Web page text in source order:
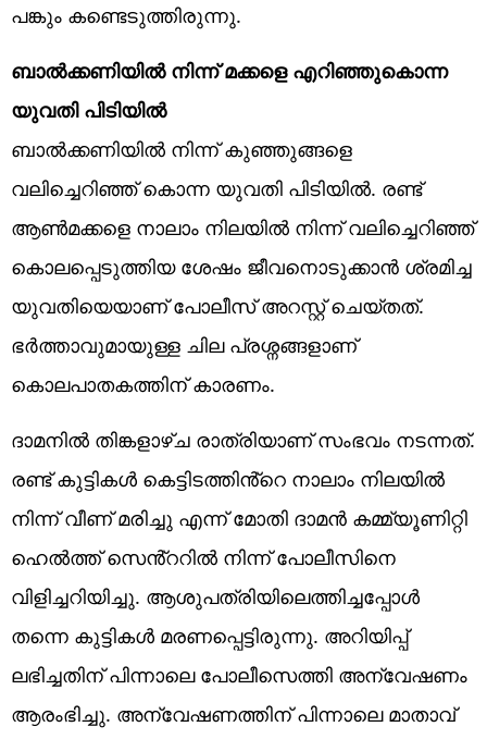
പങ്കും കണ്ടെടുത്തിരുന്നു.
ബാൽക്കണിയിൽ നിന്ന് മക്കളെ എറിഞ്ഞുകൊന്ന
യുവതി പിടിയിൽ
ബാൽക്കണിയിൽ നിന്ന് കുഞ്ഞുങ്ങളെ
വലിച്ചെറിഞ്ഞ് കൊന്ന യുവതി പിടിയിൽ. രണ്ട്
ആൺമക്കളെ നാലാം നിലയിൽ നിന്ന് വലിച്ചെറിഞ്ഞ്
കൊലപ്പെടുത്തിയ ശേഷം ജീവനൊടുക്കാൻ ശ്രമിച്ച
യുവതിയെയാണ് പോലീസ് അറസ്റ്റ് ചെയ്തത്.
ഭർത്താവുമായുള്ള ചില പ്രശ്നങ്ങളാണ്
കൊലപാതകത്തിന് കാരണം.
ദാമനിൽ തിങ്കളാഴ്ച രാത്രിയാണ് സംഭവം നടന്നത്.
രണ്ട് കുട്ടികൾ കെട്ടിടത്തിൻ്റെ നാലാം നിലയിൽ
നിന്ന് വീണ് മരിച്ചു എന്ന് മോതി ദാമൻ കമ്മ്യൂണിറ്റി
ഹെൽത്ത് സെൻ്ററിൽ നിന്ന് പോലീസിനെ
വിളിച്ചറിയിച്ചു. ആശുപത്രിയിലെത്തിച്ചപ്പോൾ
തന്നെ കുട്ടികൾ മരണപ്പെട്ടിരുന്നു. അറിയിപ്പ്
ലഭിച്ചതിന് പിന്നാലെ പോലീസെത്തി അന്വേഷണം
ആരംഭിച്ചു. അന്വേഷണത്തിന് പിന്നാലെ മാതാവ്